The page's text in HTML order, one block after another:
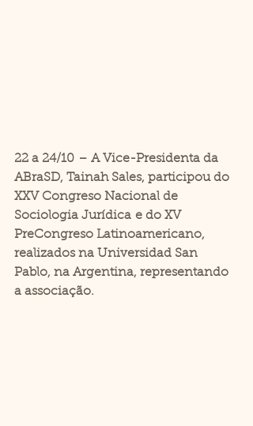
22 a 24/10 – A Vice-Presidenta da
ABraSD, Tainah Sales, participou do
XXV Congreso Nacional de
Sociologia Jurídica e do XV
PreCongreso Latinoamericano,
realizados na Universidad San
Pablo, na Argentina, representando
a associação.